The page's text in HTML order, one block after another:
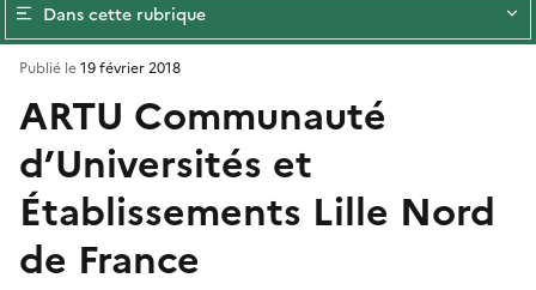
Dans cette rubrique
ARTU Communauté
d’Universités et
Établissements Lille Nord
de France
Publié le19 février 2018